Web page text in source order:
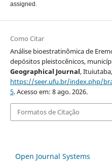
assigned.
Como Citar
Análise bioestratinômica de
depósitos pleistocênicos,
Geographical Journal,
https://seer.ufu.br/index.php/
5. Acesso em: 8 ago. 2026.
Formatos de Citação
Open Journal Systems